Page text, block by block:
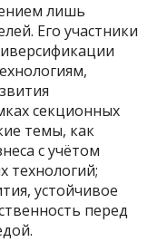
лишь
Его участники
секционных
темы, как
с учётом
технологий;
устойчивое
перед